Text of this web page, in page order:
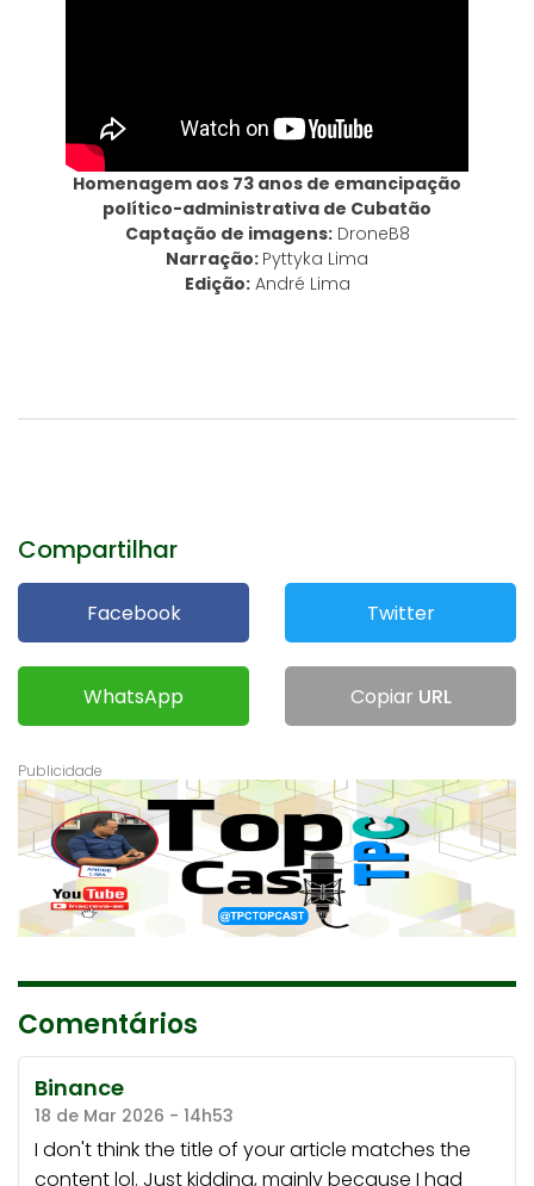
Homenagem aos 73 anos de emancipação
político-administrativa de Cubatão
Captação de imagens:DroneB8
Narração: Pyttyka Lima
Edição:André Lima
Compartilhar
Facebook Twitter
WhatsApp Copiar URL
Comentários
Binance
18 de Mar 2026 - 14h53
I don't think the title of your article matches the
content lol. Just kidding, mainly because I had